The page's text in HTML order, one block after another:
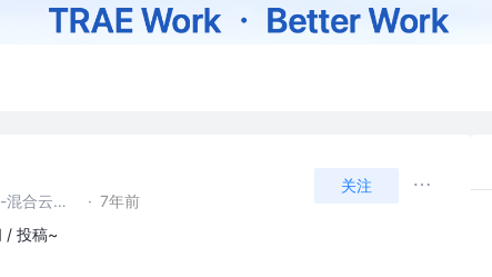
阿里云智能事业群-基础产品事业部-混合云平台 @阿里巴巴 · 7年前
关注
/ 投稿~